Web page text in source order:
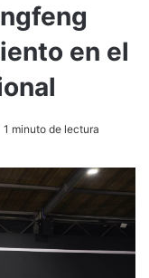
en el
1 minuto de lectura